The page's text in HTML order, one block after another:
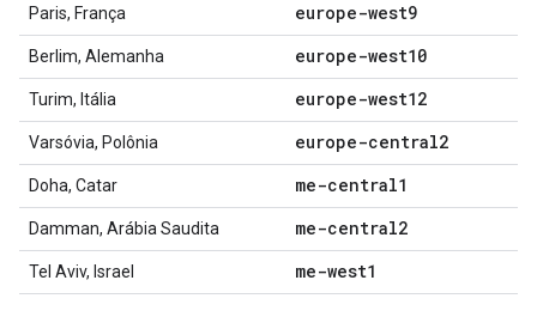
Paris, França europe-west9
Berlim, Alemanha europe-west10
Turim, Itália europe-west12
Varsóvia, Polônia europe-central2
Doha, Catar me-central1
Damman, Arábia Saudita me-central2
Tel Aviv, Israel me-west1